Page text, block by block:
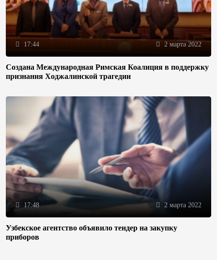
17:44 2 марта 2022
Создана Международная Римская Коалиция в поддержку
признания Ходжалинской трагедии
17:48 2 марта 2022
Узбекское агентство объявило тендер на закупку
приборов